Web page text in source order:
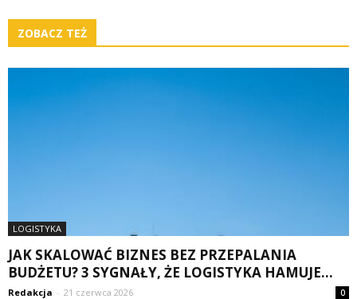
ZOBACZ TEŻ
LOGISTYKA
JAK SKALOWAĆ BIZNES BEZ PRZEPALANIA
BUDŻETU? 3 SYGNAŁY, ŻE LOGISTYKA HAMUJE...
Redakcja - 21 czerwca 2026 0